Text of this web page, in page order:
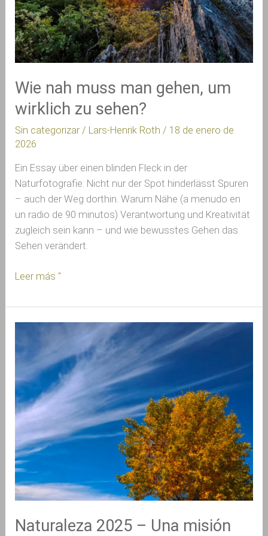
Wie nah muss man gehen, um
wirklich zu sehen?
Sin categorizar / Lars-Henrik Roth / 18 de enero de
2026
Ein Essay über einen blinden Fleck in der
Naturfotografie: Nicht nur der Spot hinderlässt Spuren
– auch der Weg dorthin. Warum Nähe (a menudo en
un radio de 90 minutos) Verantwortung und Kreativität
zugleich sein kann – und wie bewusstes Gehen das
Sehen verändert.
gehen,
um
wirklich
zu
Leer más "
Naturaleza 2025 – Una misión
Una
misión
personal